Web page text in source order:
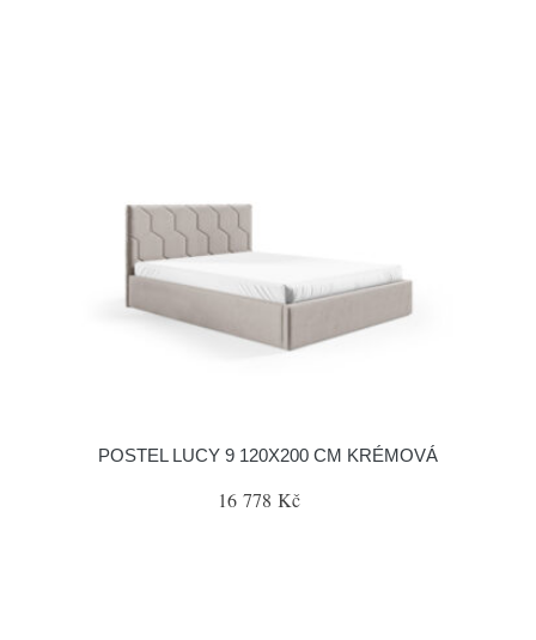
POSTEL LUCY 9 120X200 CM KRÉMOVÁ
16 778 Kč